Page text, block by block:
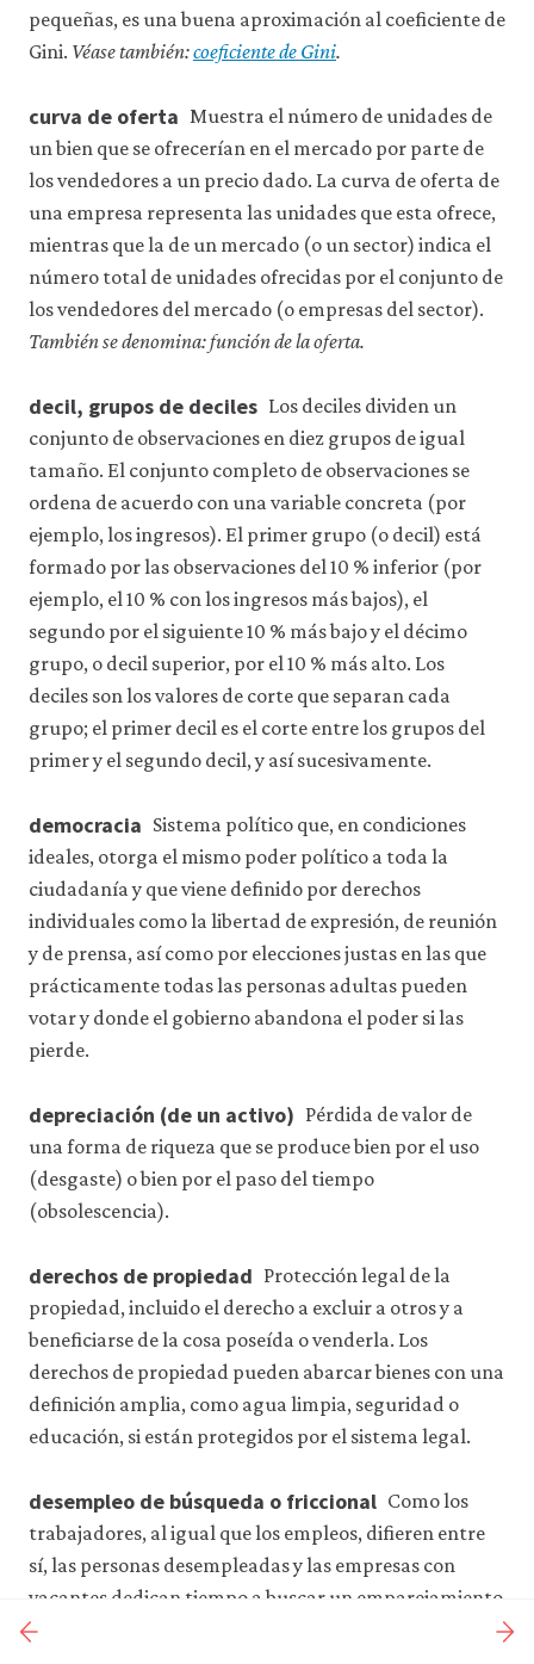
pequeñas, es una buena aproximación al coeficiente de
Gini. Véase también:coeficiente de Gini.
curva de oferta Muestra el número de unidades de
un bien que se ofrecerían en el mercado por parte de
los vendedores a un precio dado. La curva de oferta de
una empresa representa las unidades que esta ofrece,
mientras que la de un mercado (o un sector) indica el
número total de unidades ofrecidas por el conjunto de
los vendedores del mercado (o empresas del sector).
También se denomina: función de la oferta.
decil, grupos de deciles Los deciles dividen un
conjunto de observaciones en diez grupos de igual
tamaño. El conjunto completo de observaciones se
ordena de acuerdo con una variable concreta (por
ejemplo, los ingresos). El primer grupo (o decil) está
formado por las observaciones del 10 % inferior (por
ejemplo, el 10 % con los ingresos más bajos), el
segundo por el siguiente 10 % más bajo y el décimo
grupo, o decil superior, por el 10 % más alto. Los
deciles son los valores de corte que separan cada
grupo; el primer decil es el corte entre los grupos del
primer y el segundo decil, y así sucesivamente.
democracia Sistema político que, en condiciones
ideales, otorga el mismo poder político a toda la
ciudadanía y que viene definido por derechos
individuales como la libertad de expresión, de reunión
y de prensa, así como por elecciones justas en las que
prácticamente todas las personas adultas pueden
votar y donde el gobierno abandona el poder si las
pierde.
depreciación (de un activo) Pérdida de valor de
una forma de riqueza que se produce bien por el uso
(desgaste) o bien por el paso del tiempo
(obsolescencia).
derechos de propiedad Protección legal de la
propiedad, incluido el derecho a excluir a otros y a
beneficiarse de la cosa poseída o venderla. Los
derechos de propiedad pueden abarcar bienes con una
definición amplia, como agua limpia, seguridad o
educación, si están protegidos por el sistema legal.
desempleo de búsqueda o friccional Como los
trabajadores, al igual que los empleos, difieren entre
sí, las personas desempleadas y las empresas con
vacantes dedican tiempo a buscar un emparejamiento
adecuado para ambas partes. El desempleo causado